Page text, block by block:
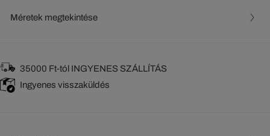
Méretek megtekintése
35000 Ft-tól INGYENES SZÁLLÍTÁS
Ingyenes visszaküldés